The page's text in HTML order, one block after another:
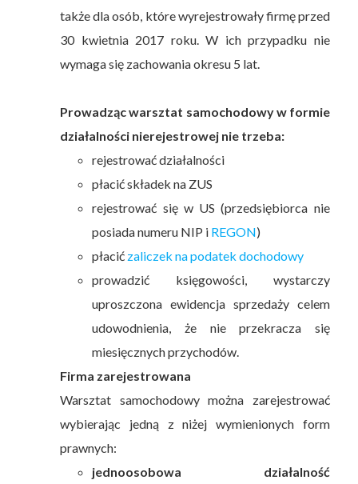
także dla osób, które wyrejestrowały firmę przed
30 kwietnia 2017 roku. W ich przypadku nie
wymaga się zachowania okresu 5 lat.
Prowadząc warsztat samochodowy w formie
działalności nierejestrowej nie trzeba:
rejestrować działalności
płacić składek na ZUS
rejestrować się w US (przedsiębiorca nie
posiada numeru NIP i REGON)
płacić zaliczek na podatek dochodowy
prowadzić księgowości, wystarczy
uproszczona ewidencja sprzedaży celem
udowodnienia, że nie przekracza się
miesięcznych przychodów.
Firma zarejestrowana
Warsztat samochodowy można zarejestrować
wybierając jedną z niżej wymienionych form
prawnych:
jednoosobowa działalność